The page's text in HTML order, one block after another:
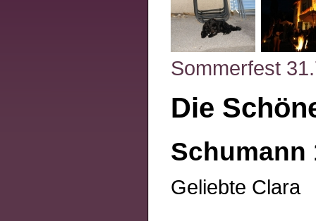
Sommerfest
Die
Schumann
Geliebte Clara